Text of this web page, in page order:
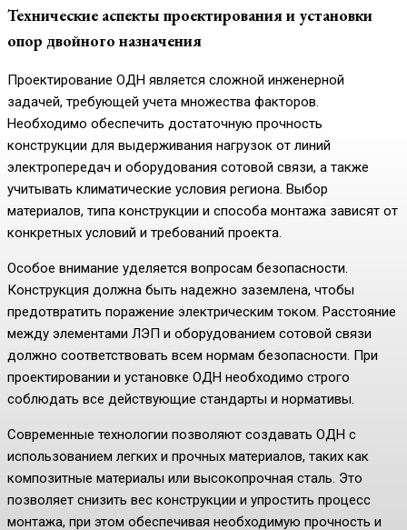
Технические аспекты проектирования и установки
опор двойного назначения
Проектирование ОДН является сложной инженерной
задачей, требующей учета множества факторов.
Необходимо обеспечить достаточную прочность
конструкции для выдерживания нагрузок от линий
электропередач и оборудования сотовой связи, а также
учитывать климатические условия региона. Выбор
материалов, типа конструкции и способа монтажа зависят от
конкретных условий и требований проекта.
Особое внимание уделяется вопросам безопасности.
Конструкция должна быть надежно заземлена, чтобы
предотвратить поражение электрическим током. Расстояние
между элементами ЛЭП и оборудованием сотовой связи
должно соответствовать всем нормам безопасности. При
проектировании и установке ОДН необходимо строго
соблюдать все действующие стандарты и нормативы.
Современные технологии позволяют создавать ОДН с
использованием легких и прочных материалов, таких как
композитные материалы или высокопрочная сталь. Это
позволяет снизить вес конструкции и упростить процесс
монтажа, при этом обеспечивая необходимую прочность и